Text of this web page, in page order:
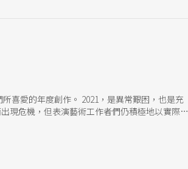
喜愛的年度創作。 2021，是異常艱困，也是充
現危機，但表演藝術工作者們仍積極地以實際創
特質發揮表演性；它們有效使用數位工具，創
舞台本質。 這年的演出依然有著不遜色於往年